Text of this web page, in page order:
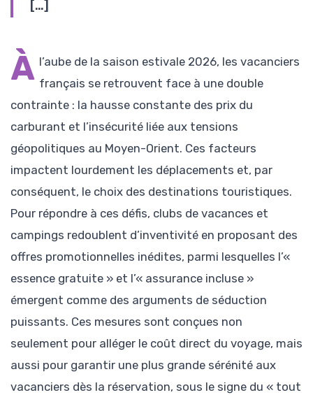
[…]
À l’aube de la saison estivale 2026, les vacanciers
français se retrouvent face à une double
contrainte : la hausse constante des prix du
carburant et l’insécurité liée aux tensions
géopolitiques au Moyen-Orient. Ces facteurs
impactent lourdement les déplacements et, par
conséquent, le choix des destinations touristiques.
Pour répondre à ces défis, clubs de vacances et
campings redoublent d’inventivité en proposant des
offres promotionnelles inédites, parmi lesquelles l’«
essence gratuite » et l’« assurance incluse »
émergent comme des arguments de séduction
puissants. Ces mesures sont conçues non
seulement pour alléger le coût direct du voyage, mais
aussi pour garantir une plus grande sérénité aux
vacanciers dès la réservation, sous le signe du « tout